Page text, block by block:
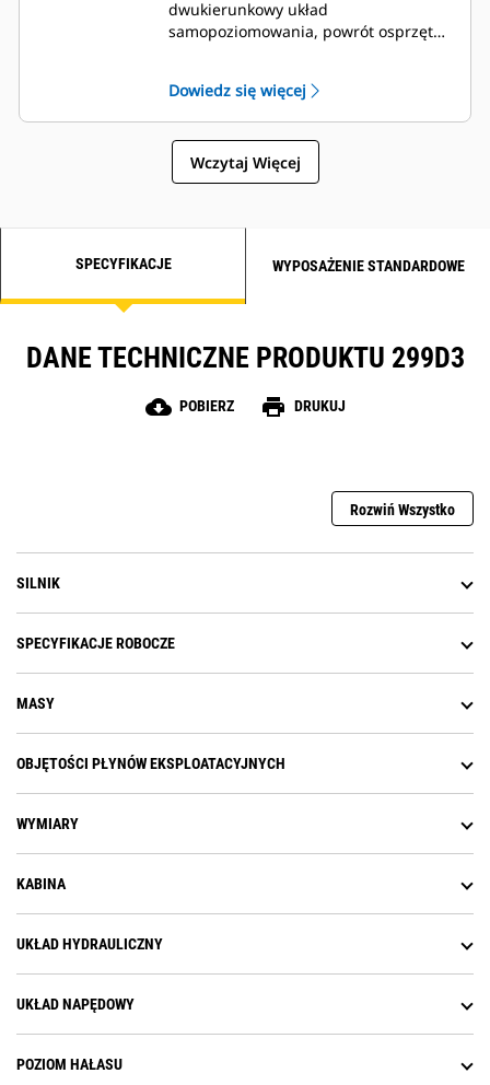
dwukierunkowy układ
samopoziomowania, powrót osprzętu
Dowiedz się więcej
Wczytaj Więcej
SPECYFIKACJE WYPOSAŻENIE STANDARDOWE
DANE TECHNICZNE PRODUKTU 299D3
cloud_download POBIERZ print DRUKUJ
Rozwiń Wszystko
SILNIK
SPECYFIKACJE ROBOCZE
MASY
OBJĘTOŚCI PŁYNÓW EKSPLOATACYJNYCH
WYMIARY
KABINA
UKŁAD HYDRAULICZNY
UKŁAD NAPĘDOWY
POZIOM HAŁASU